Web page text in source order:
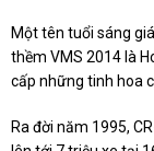
Một tên tuổi sáng
thềm VMS 2014 là
cấp những tinh hoa
Ra đời năm 1995,